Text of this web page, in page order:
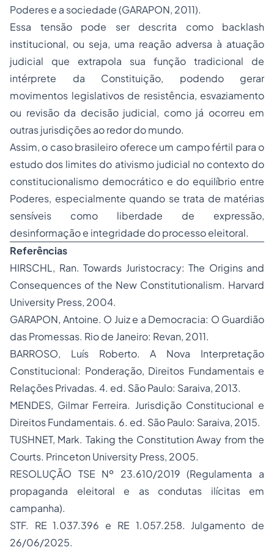
Poderes e a sociedade (GARAPON, 2011).
Essa tensão pode ser descrita como backlash
institucional, ou seja, uma reação adversa à atuação
judicial que extrapola sua função tradicional de
intérprete da Constituição, podendo gerar
movimentos legislativos de resistência, esvaziamento
ou revisão da decisão judicial, como já ocorreu em
outras jurisdições ao redor do mundo.
Assim, o caso brasileiro oferece um campo fértil para o
estudo dos limites do ativismo judicial no contexto do
constitucionalismo democrático e do equilíbrio entre
Poderes, especialmente quando se trata de matérias
sensíveis como liberdade de expressão,
desinformação e integridade do processo eleitoral.
Referências
HIRSCHL, Ran. Towards Juristocracy: The Origins and
Consequences of the New Constitutionalism. Harvard
University Press, 2004.
GARAPON, Antoine. O Juiz e a Democracia: O Guardião
das Promessas. Rio de Janeiro: Revan, 2011.
BARROSO, Luís Roberto.A Nova Interpretação
Constitucional: Ponderação, Direitos Fundamentais e
Relações Privadas. 4. ed. São Paulo: Saraiva, 2013.
MENDES, Gilmar Ferreira. Jurisdição Constitucional e
Direitos Fundamentais. 6. ed. São Paulo: Saraiva, 2015.
TUSHNET, Mark. Taking the Constitution Away from the
Courts. Princeton University Press, 2005.
RESOLUÇÃO TSE Nº 23.610/2019 (Regulamenta a
propaganda eleitoral e as condutas ilícitas em
campanha).
STF. RE 1.037.396 e RE 1.057.258. Julgamento de
26/06/2025.